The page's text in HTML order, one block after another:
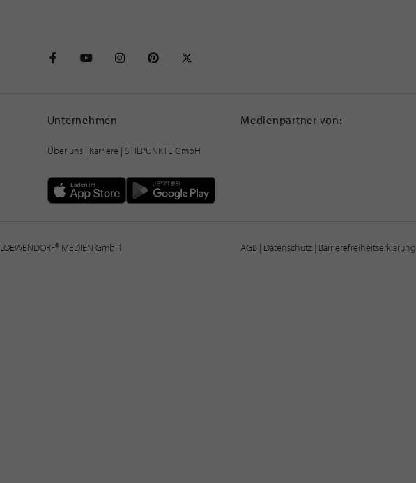
Unternehmen
Über uns| Karriere | STILPUNKTE GmbH
Medienpartner von:
LOEWENDORF® MEDIEN GmbH AGB | Datenschutz | Barrierefreiheitserklärung